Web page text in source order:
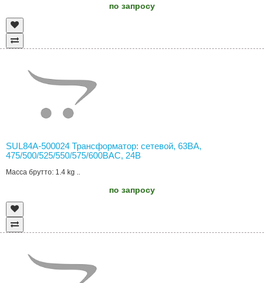
по запросу
SUL84A-500024 Трансформатор: сетевой, 63ВА,
475/500/525/550/575/600ВAC, 24В
Масса брутто: 1.4 kg ..
по запросу